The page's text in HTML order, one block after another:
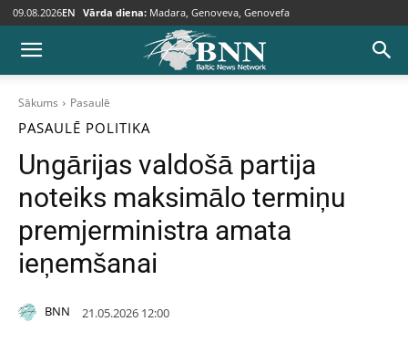
09.08.2026EN Vārda diena: Madara, Genoveva, Genovefa
Sākums Pasaulē
PASAULĒ POLITIKA
Ungārijas valdošā partija
noteiks maksimālo termiņu
premjerministra amata
ieņemšanai
BNN 21.05.2026 12:00